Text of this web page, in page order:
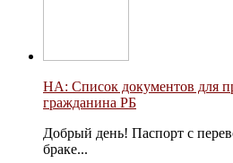
НА: Список документов для
гражданина РБ
Добрый день! Паспорт с
браке...